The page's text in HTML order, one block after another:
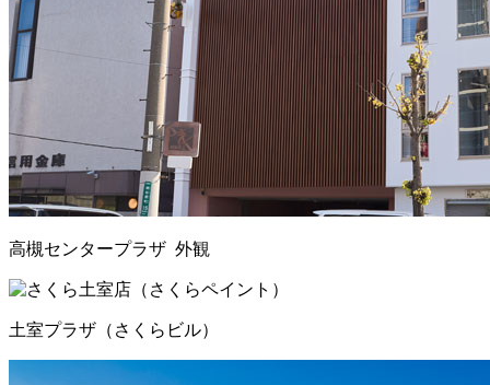
高槻センタープラザ 外観
土室プラザ（さくらビル）